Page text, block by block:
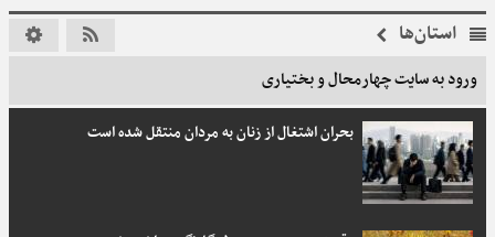
استان‌ها
ورود به سایت چهارمحال و بختیاری
بحران اشتغال از زنان به مردان منتقل شده است